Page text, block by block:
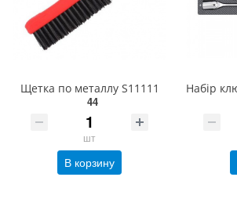
Щетка по металлу S11111
44
шт
В корзину